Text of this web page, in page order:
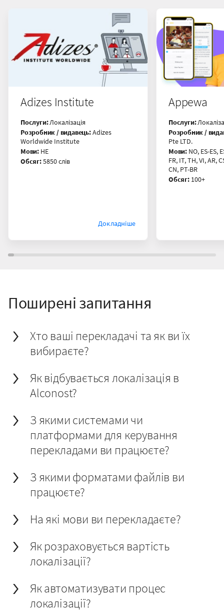
Adizes Institute
Послуги:Локалізація
Розробник / видавець:Adizes
Worldwide Institute
Мови: HE
Обсяг:5850 слів
Докладніше
Appewa
Послуги:
Розробник /
Pte LTD.
Мови: NO, ES-ES,
FR, IT, TH, VI, AR,
CN, PT-BR
Обсяг:100+
Поширені запитання
Хто ваші перекладачі та як ви їх
вибираєте?
Як відбувається локалізація в
Alconost?
З якими системами чи
платформами для керування
перекладами ви працюєте?
З якими форматами файлів ви
працюєте?
На які мови ви перекладаєте?
Як розраховується вартість
локалізації?
Як автоматизувати процес
локалізації?